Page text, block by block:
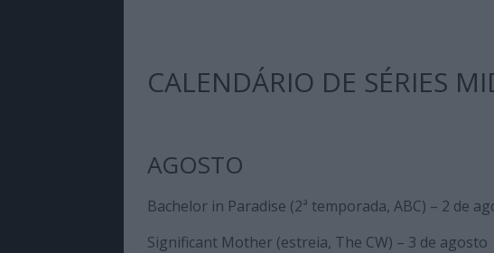
CALENDÁRIO DE SÉRIES
AGOSTO
Bachelor in Paradise (2ª temporada, ABC) – 2 de
Significant Mother (estreia, The CW) – 3 de agosto